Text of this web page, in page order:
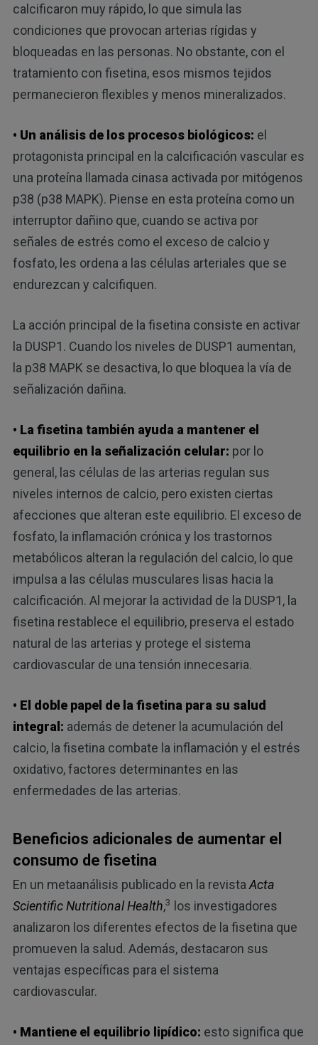
calcificaron muy rápido, lo que simula las
condiciones que provocan arterias rígidas y
bloqueadas en las personas. No obstante, con el
tratamiento con fisetina, esos mismos tejidos
permanecieron flexibles y menos mineralizados.
• Un análisis de los procesos biológicos: el
protagonista principal en la calcificación vascular es
una proteína llamada cinasa activada por mitógenos
p38 (p38 MAPK). Piense en esta proteína como un
interruptor dañino que, cuando se activa por
señales de estrés como el exceso de calcio y
fosfato, les ordena a las células arteriales que se
endurezcan y calcifiquen.
La acción principal de la fisetina consiste en activar
la DUSP1. Cuando los niveles de DUSP1 aumentan,
la p38 MAPK se desactiva, lo que bloquea la vía de
señalización dañina.
• La fisetina también ayuda a mantener el
equilibrio en la señalización celular: por lo
general, las células de las arterias regulan sus
niveles internos de calcio, pero existen ciertas
afecciones que alteran este equilibrio. El exceso de
fosfato, la inflamación crónica y los trastornos
metabólicos alteran la regulación del calcio, lo que
impulsa a las células musculares lisas hacia la
calcificación. Al mejorar la actividad de la DUSP1, la
fisetina restablece el equilibrio, preserva el estado
natural de las arterias y protege el sistema
cardiovascular de una tensión innecesaria.
• El doble papel de la fisetina para su salud
integral: además de detener la acumulación del
calcio, la fisetina combate la inflamación y el estrés
oxidativo, factores determinantes en las
enfermedades de las arterias.
Beneficios adicionales de aumentar el
consumo de fisetina
En un metaanálisis publicado en la revista Acta
Scientific Nutritional Health,3
los investigadores
analizaron los diferentes efectos de la fisetina que
promueven la salud. Además, destacaron sus
ventajas específicas para el sistema
cardiovascular.
• Mantiene el equilibrio lipídico: esto significa que